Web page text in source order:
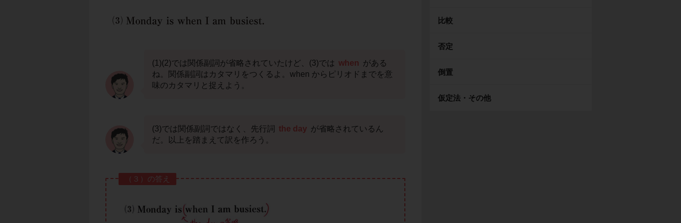
(1)(2)では関係副詞が省略されていたけど、(3)では when がある
ね。関係副詞はカタマリをつくるよ。when からピリオドまでを意
味のカタマリと捉えよう。
(3)では関係副詞ではなく、先行詞 the day が省略されているん
だ。以上を踏まえて訳を作ろう。
（３）の答え
比較
否定
倒置
仮定法・その他